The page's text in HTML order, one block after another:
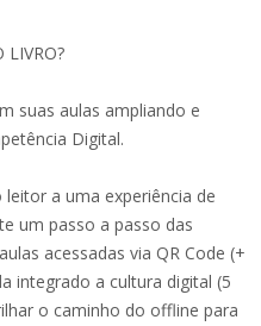
LIVRO?
suas aulas ampliando e
Digital.
a uma experiência de
um passo a passo das
acessadas via QR Code (+
integrado a cultura digital (5
o caminho do offline para